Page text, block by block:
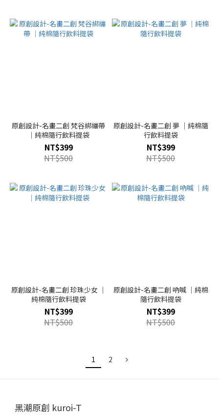
原創設計-名畫二創 梵谷綁繃帶
｜純棉隨行飲料提袋
NT$399
NT$500
原創設計-名畫二創 夢 ｜純棉隨
行飲料提袋
NT$399
NT$500
原創設計-名畫二創 珍珠少女 ｜
純棉隨行飲料提袋
NT$399
NT$500
原創設計-名畫二創 吶喊 ｜純棉
隨行飲料提袋
NT$399
NT$500
1 2
黑潮原創 kuroi-T